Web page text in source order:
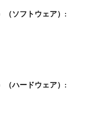
（ソフトウェア）:
（ハードウェア）: